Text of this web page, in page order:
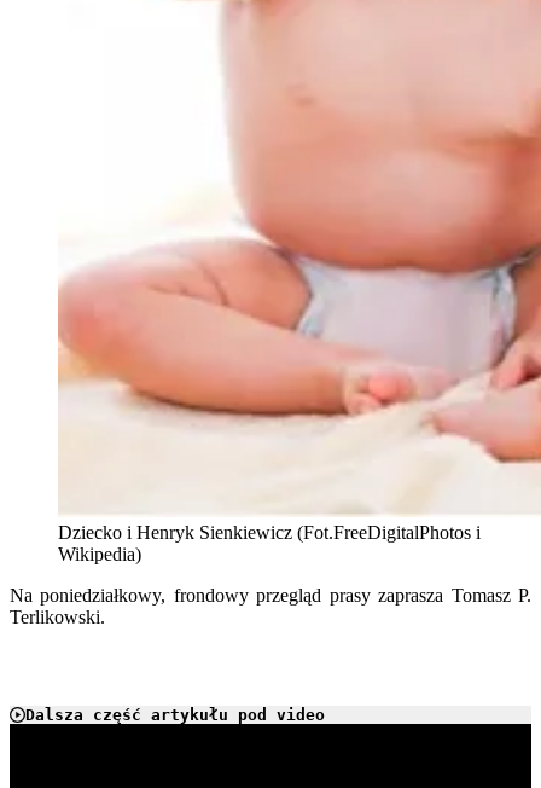
Dziecko i Henryk Sienkiewicz (Fot.FreeDigitalPhotos i
Wikipedia)
Na poniedziałkowy, frondowy przegląd prasy zaprasza Tomasz P.
Terlikowski.
Dalsza część artykułu pod video